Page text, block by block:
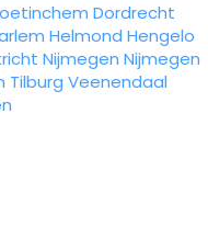
Dordrecht
Helmond Hengelo
Nijmegen Nijmegen
Tilburg Veenendaal